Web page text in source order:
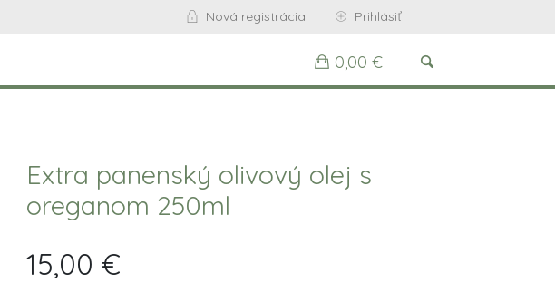
Nová registrácia Prihlásiť
0,00 €
Extra panenský olivový olej s
oreganom 250ml
15,00 €